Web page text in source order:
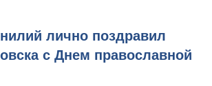
лично поздравил
с Днем православной